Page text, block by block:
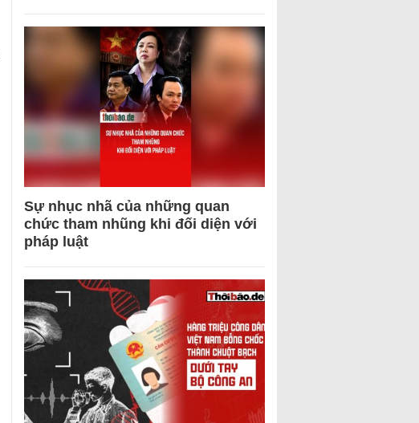
Sự nhục nhã của những quan
chức tham nhũng khi đối diện với
pháp luật